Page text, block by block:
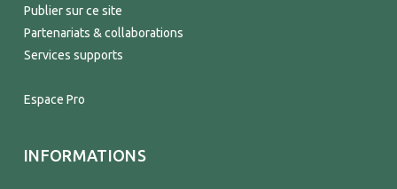
Publier sur ce site
Partenariats & collaborations
Services supports
Espace Pro
INFORMATIONS